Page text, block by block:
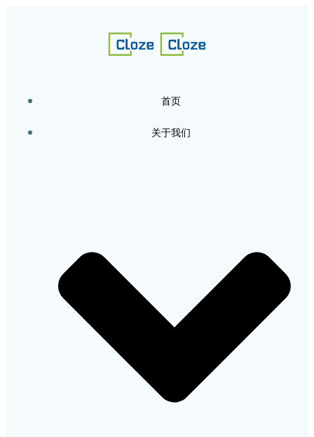
首页
关于我们